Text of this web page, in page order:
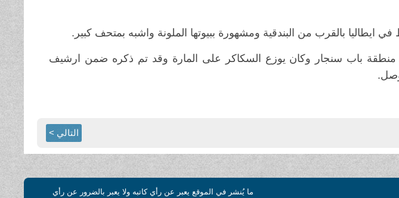
ايطاليا بالقرب من البندقية ومشهورة ببيوتها الملونة واشبه بمتحف كبير.
باب سنجار وكان يوزع السكاكر على المارة وقد تم ذكره ضمن ارشيف
التالي >
ما يُنشر في الموقع يعبر عن رأي كاتبه ولا يعبر بالضرور عن رأي